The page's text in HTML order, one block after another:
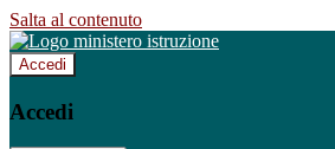
Salta al contenuto
Accedi
Accedi